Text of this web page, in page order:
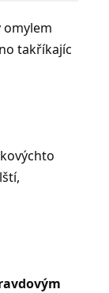
omylem
takříkajíc